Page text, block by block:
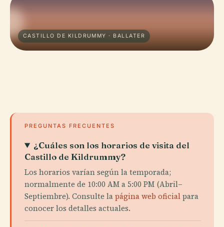
CASTILLO DE KILDRUMMY · BALLATER
PREGUNTAS FRECUENTES
¿Cuáles son los horarios de visita del
Castillo de Kildrummy?
Los horarios varían según la temporada;
normalmente de 10:00 AM a 5:00 PM (Abril–
Septiembre). Consulte lapágina web oficialpara
conocer los detalles actuales.